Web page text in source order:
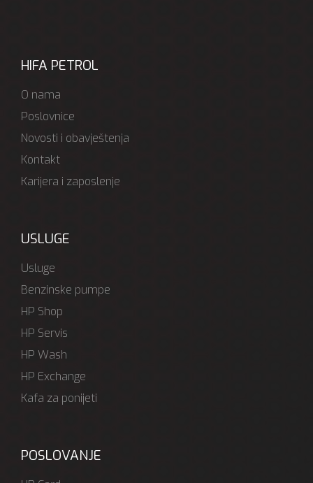
HIFA PETROL
O nama
Poslovnice
Novosti i obavještenja
Kontakt
Karijera i zaposlenje
USLUGE
Usluge
Benzinske pumpe
HP Shop
HP Servis
HP Wash
HP Exchange
Kafa za ponijeti
POSLOVANJE